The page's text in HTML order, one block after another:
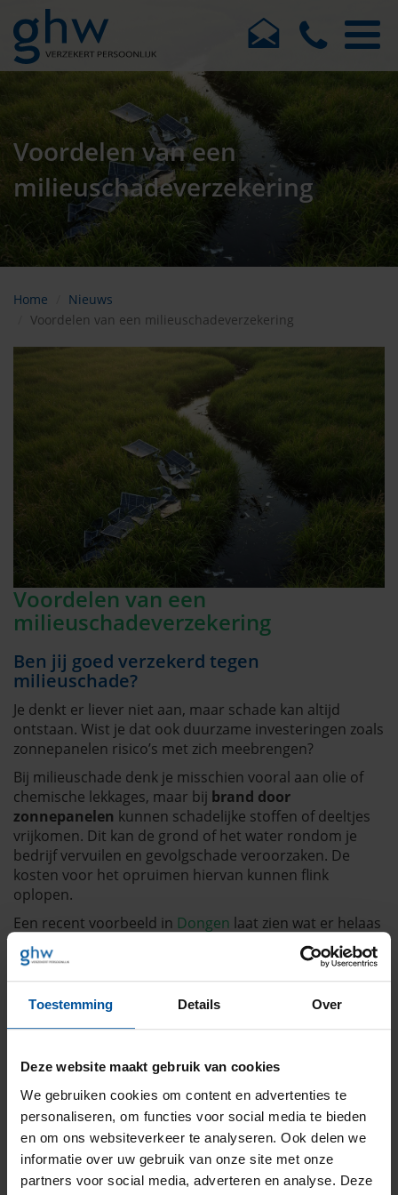
Toestemming Details Over
Deze website maakt gebruik van cookies
We gebruiken cookies om content en advertenties te
personaliseren, om functies voor social media te bieden
en om ons websiteverkeer te analyseren. Ook delen we
informatie over uw gebruik van onze site met onze
partners voor social media, adverteren en analyse. Deze
Voordelen van een
milieuschadeverzekering
Home
Nieuws
Voordelen van een milieuschadeverzekering
Voordelen van een
milieuschadeverzekering
Ben jij goed verzekerd tegen
milieuschade?
Je denkt er liever niet aan, maar schade kan altijd
ontstaan. Wist je dat ook duurzame investeringen zoals
zonnepanelen risico’s met zich meebrengen?
Bij milieuschade denk je misschien vooral aan olie of
chemische lekkages, maar bij brand door
zonnepanelen kunnen schadelijke stoffen of deeltjes
vrijkomen. Dit kan de grond of het water rondom je
bedrijf vervuilen en gevolgschade veroorzaken. De
kosten voor het opruimen hiervan kunnen flink
oplopen.
Een recent voorbeeld in Dongen laat zien wat er helaas
mis kan gaan. Bij de
die in vlammen
opging, ontstond milieuverontreiniging.
milieuschadeonderzoek en mogelijk juridische
procedures.
Waarom is een milieuschadeverzekering
voor jou?
Milieuschade kan op veel verschillende manieren
ontstaan, vanlekkages tot brand, storm of andere
schades. De kosten voor het opruimen en herstellen
van de vervuilde omgeving kunnen snel oplopen.